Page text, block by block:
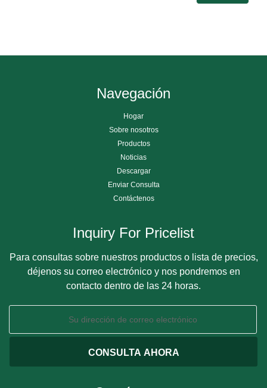
Navegación
Hogar
Sobre nosotros
Productos
Noticias
Descargar
Enviar Consulta
Contáctenos
Inquiry For Pricelist
Para consultas sobre nuestros productos o lista de precios,
déjenos su correo electrónico y nos pondremos en
contacto dentro de las 24 horas.